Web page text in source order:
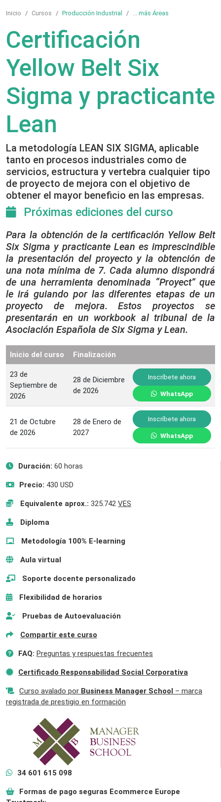
Inicio Cursos Producción Industrial más Áreas
Certificación
Yellow Belt Six
Sigma y practicante
Lean
La metodología LEAN SIX SIGMA, aplicable
tanto en procesos industriales como de
servicios, estructura y vertebra cualquier tipo
de proyecto de mejora con el objetivo de
obtener el mayor beneficio en las empresas.
Próximas ediciones del curso
Para la obtención de la certificación Yellow Belt
Six Sigma y practicante Lean es imprescindible
la presentación del proyecto y la obtención de
una nota mínima de 7. Cada alumno dispondrá
de una herramienta denominada “Proyect” que
le irá guiando por las diferentes etapas de un
proyecto de mejora. Estos proyectos se
presentarán en un workbook al tribunal de la
Asociación Española de Six Sigma y Lean.
Inicio del curso Finalización
23 de
Septiembre de
2026
28 de Diciembre
de 2026
Inscríbete ahora
WhatsApp
21 de Octubre
de 2026
28 de Enero de
2027
Inscríbete ahora
WhatsApp
Duración: 60 horas
Precio: 430 USD
Equivalente aprox.: 325.742 VES
Diploma
Metodología 100% E-learning
Aula virtual
Soporte docente personalizado
Flexibilidad de horarios
Pruebas de Autoevaluación
Compartir este curso
FAQ: Preguntas y respuestas frecuentes
Certificado Responsabilidad Social Corporativa
Curso avalado por Business Manager School – marca
registrada de prestigio en formación
34 601 615 098
Formas de pago seguras Ecommerce Europe